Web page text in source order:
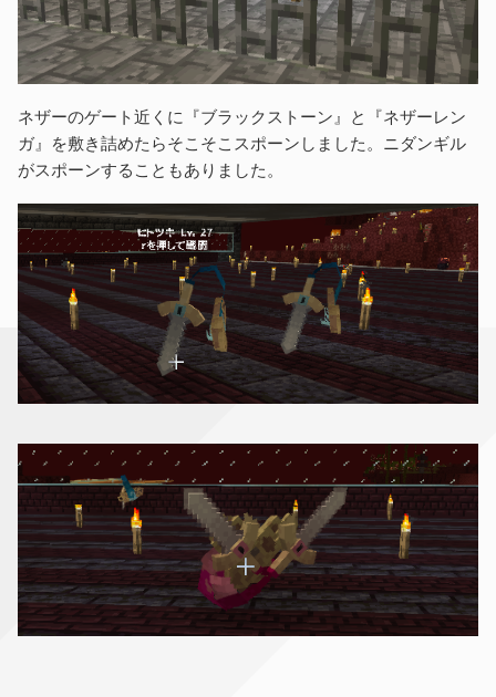
ネザーのゲート近くに『ブラックストーン』と『ネザーレン
ガ』を敷き詰めたらそこそこスポーンしました。ニダンギル
がスポーンすることもありました。